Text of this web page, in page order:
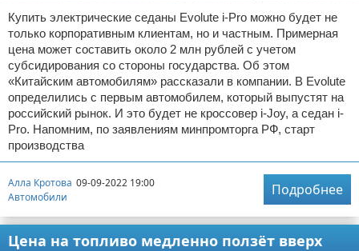
Купить электрические седаны Evolute i-Pro можно будет не
только корпоративным клиентам, но и частным. Примерная
цена может составить около 2 млн рублей с учетом
субсидирования со стороны государства. Об этом
«Китайским автомобилям» рассказали в компании. В Evolute
определились с первым автомобилем, который выпустят на
российский рынок. И это будет не кроссовер i-Joy, а седан i-
Pro. Напомним, по заявлениям минпромторга РФ, старт
производства
Алла Кротова 09-09-2022 19:00
Автомобили
Подробнее
Цена на топливо медленно ползёт вверх